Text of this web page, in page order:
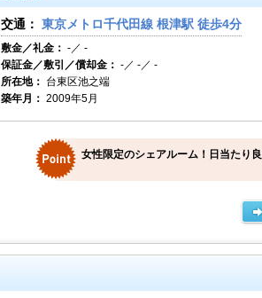
交通： 東京メトロ千代田線 根津駅 徒歩4分
敷金／礼金： -／ -
保証金／敷引／償却金： -／ -／ -
所在地： 台東区池之端
築年月： 2009年5月
女性限定のシェアルーム！日当たり